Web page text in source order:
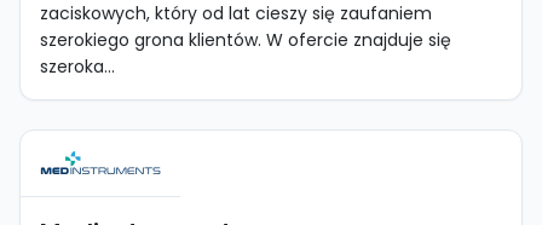
zaciskowych, który od lat cieszy się zaufaniem
szerokiego grona klientów. W ofercie znajduje się
szeroka...